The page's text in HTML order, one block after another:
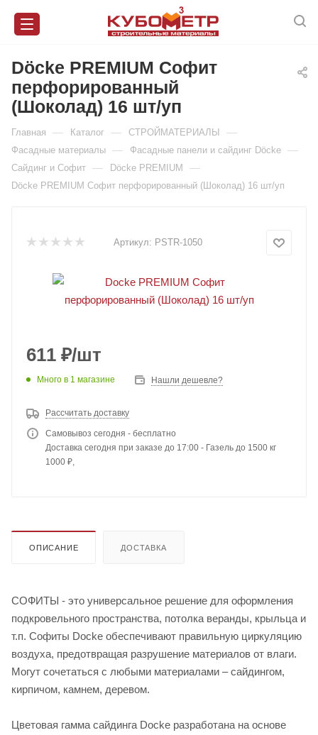
Döcke PREMIUM Софит
перфорированный
(Шоколад) 16 шт/уп
Главная — Каталог — СТРОЙМАТЕРИАЛЫ —
Фасадные материалы — Фасадные панели и сайдинг Döcke —
Сайдинг и Софит — Döcke PREMIUM —
Döcke PREMIUM Софит перфорированный (Шоколад) 16 шт/уп
Артикул: PSTR-1050
611 ₽/шт
Много в 1 магазине Нашли дешевле?
Рассчитать доставку
Самовывоз сегодня - бесплатно
Доставка сегодня при заказе до 17:00 - Газель до 1500 кг
1000 ₽,
ОПИСАНИЕ ДОСТАВКА
СОФИТЫ - это универсальное решение для оформления
подкровельного пространства, потолка веранды, крыльца и
т.п. Софиты Docke обеспечивают правильную циркуляцию
воздуха, предотвращая разрушение материалов от влаги.
Могут сочетаться с любыми материалами – сайдингом,
кирпичом, камнем, деревом.
Цветовая гамма сайдинга Docke разработана на основе